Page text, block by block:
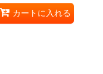
カートに入れる